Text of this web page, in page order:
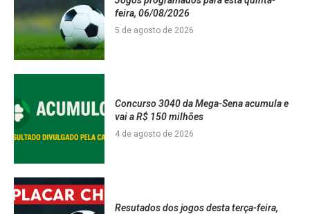
feira, 06/08/2026
5 de agosto de 2026
Concurso 3040 da Mega-Sena acumula e
vai a R$ 150 milhões
4 de agosto de 2026
Resutados dos jogos desta terça-feira,